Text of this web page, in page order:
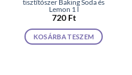
tisztítószer Baking Soda és
Lemon 1 l
720 Ft
KOSÁRBA TESZEM